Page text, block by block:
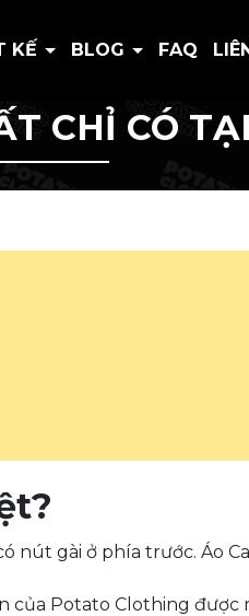
KẾ BLOG FAQ
CHỈ CÓ
nút gài ở phía trước.
Potato Clothing được